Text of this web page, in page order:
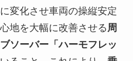
変化させ車両の操縦安定
地を大幅に改善させる周
ソーバー「ハーモフレッ